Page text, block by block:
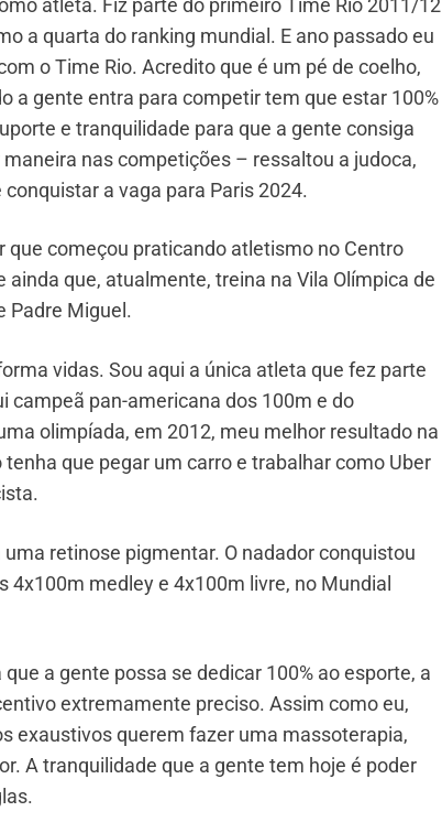
atleta. Fiz parte do primeiro Time Rio 2011/12
a quarta do ranking mundial. E ano passado eu
o Time Rio. Acredito que é um pé de coelho,
a gente entra para competir tem que estar 100%
e tranquilidade para que a gente consiga
nas competições – ressaltou a judoca,
a vaga para Paris 2024.
começou praticando atletismo no Centro
que, atualmente, treina na Vila Olímpica de
Padre Miguel.
vidas. Sou aqui a única atleta que fez parte
campeã pan-americana dos 100m e do
olimpíada, em 2012, meu melhor resultado na
que pegar um carro e trabalhar como Uber
retinose pigmentar. O nadador conquistou
medley e 4x100m livre, no Mundial
a gente possa se dedicar 100% ao esporte, a
extremamente preciso. Assim como eu,
exaustivos querem fazer uma massoterapia,
A tranquilidade que a gente tem hoje é poder